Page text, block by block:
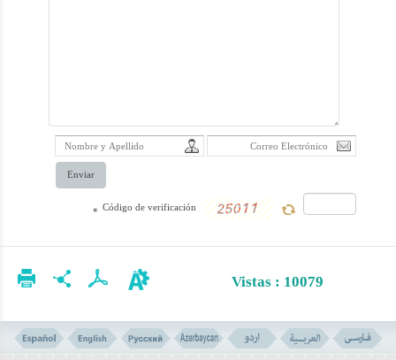
Enviar
* Código de verificación
Vistas : 10079